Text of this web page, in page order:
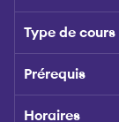
Type de cours
Prérequis
Horaires